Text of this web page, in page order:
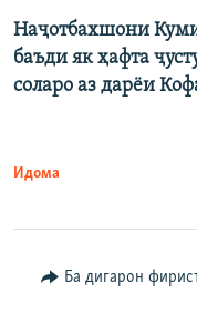
Наҷотбахшони
баъди як ҳафта
соларо аз дарёи
Идома
Ба дигарон